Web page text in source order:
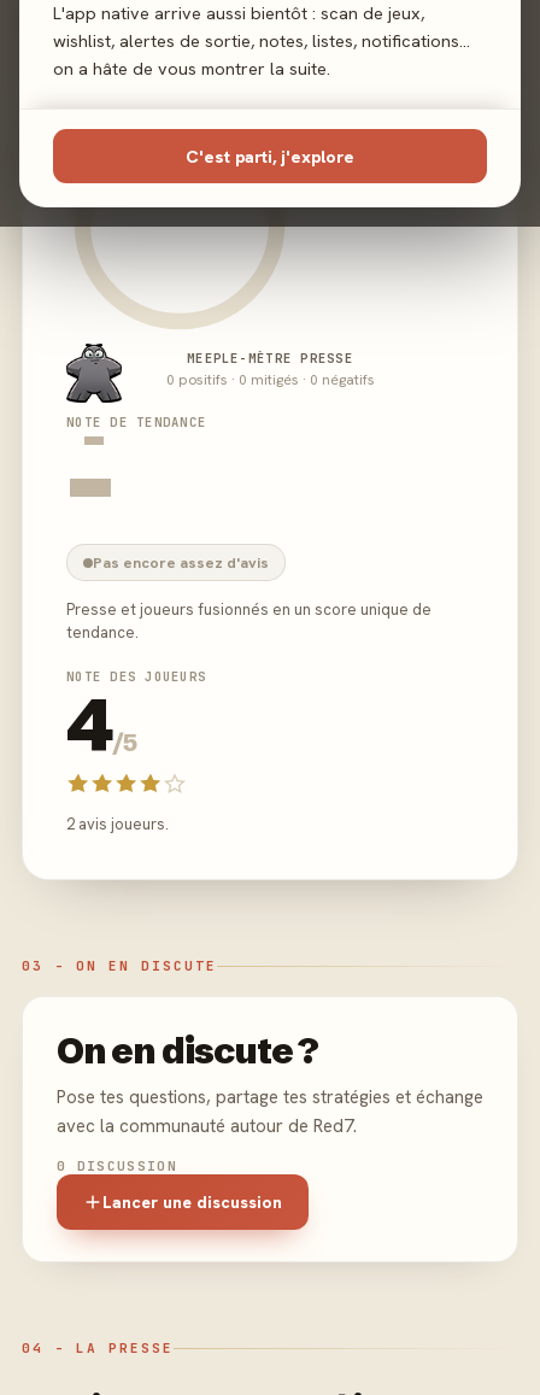
L'app native arrive aussi bientôt : scan de jeux,
wishlist, alertes de sortie, notes, listes, notifications…
on a hâte de vous montrer la suite.
C'est parti, j'explore
02 - LE VERDICT
-
MEEPLE-MÈTRE PRESSE
0 positifs · 0 mitigés · 0 négatifs
NOTE DE TENDANCE
-
Pas encore assez d'avis
Presse et joueurs fusionnés en un score unique de
tendance.
NOTE DES JOUEURS
4/5
2 avis joueurs.
03 - ON EN DISCUTE
On en discute ?
Pose tes questions, partage tes stratégies et échange
avec la communauté autour de Red7.
0 DISCUSSION
Lancer une discussion
04 - LA PRESSE